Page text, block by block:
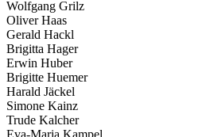
Wolfgang Grilz
Oliver Haas
Gerald Hackl
Brigitta Hager
Erwin Huber
Brigitte Huemer
Harald Jäckel
Simone Kainz
Trude Kalcher
Eva-Maria Kampel